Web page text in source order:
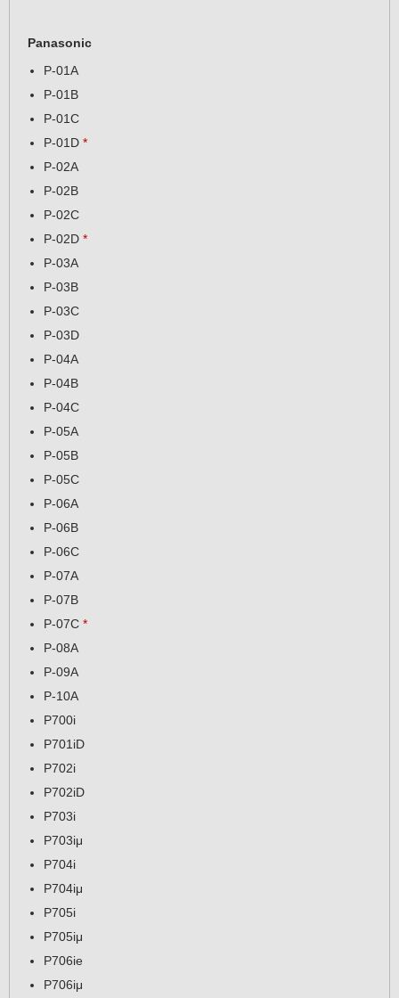
Panasonic
P-01A
P-01B
P-01C
P-01D *
P-02A
P-02B
P-02C
P-02D *
P-03A
P-03B
P-03C
P-03D
P-04A
P-04B
P-04C
P-05A
P-05B
P-05C
P-06A
P-06B
P-06C
P-07A
P-07B
P-07C *
P-08A
P-09A
P-10A
P700i
P701iD
P702i
P702iD
P703i
P703iμ
P704i
P704iμ
P705i
P705iμ
P706ie
P706iμ